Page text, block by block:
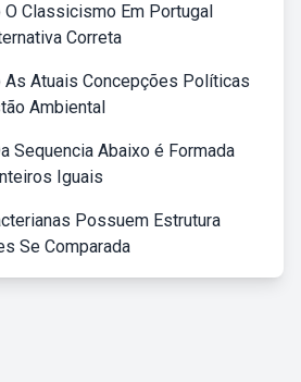
O Classicismo Em Portugal
Correta
As Atuais Concepções Políticas
Ambiental
Sequencia Abaixo é Formada
Iguais
Possuem Estrutura
Se Comparada